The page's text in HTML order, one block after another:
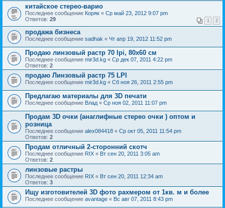
китайское стерео-варио
Последнее сообщение Коряк « Ср май 23, 2012 9:07 pm
Ответов: 29 1 2
продажа бизнеса
Последнее сообщение sadhak « Чт апр 19, 2012 11:52 pm
Продаю линзовый растр 70 lpi, 80х60 см
Последнее сообщение mir3d.kg « Ср дек 07, 2011 4:22 pm
Ответов: 2
продаю Линзовый растр 75 LPI
Последнее сообщение mir3d.kg « Сб ноя 26, 2011 2:55 pm
Предлагаю материалы для 3D печати
Последнее сообщение Влад « Ср ноя 02, 2011 11:07 pm
Продам 3D очки (анаглифные стерео очки ) оптом и
розница
Последнее сообщение alex084418 « Ср окт 05, 2011 11:54 pm
Ответов: 2
Продам отличный 2-сторонний скотч
Последнее сообщение RIX « Вт сен 20, 2011 3:05 am
Ответов: 2
линзовые растры
Последнее сообщение RIX « Вт сен 20, 2011 12:34 am
Ответов: 3
Ищу изготовителей 3D фото рахмером от 1кв. м и более
Последнее сообщение avantage « Вс авг 07, 2011 8:43 pm